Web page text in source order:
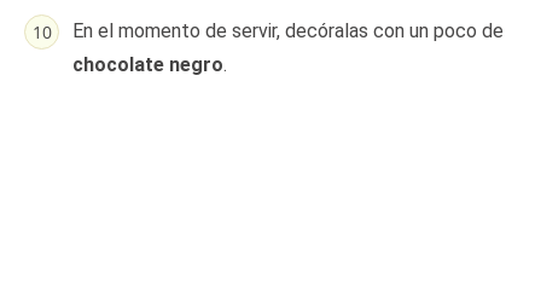
En el momento de servir, decóralas con un poco de
chocolate negro.